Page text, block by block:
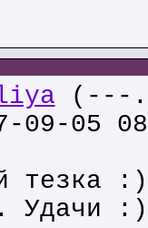
(---
05
тезка
Удачи :)